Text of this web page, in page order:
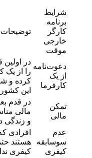
شرایط
برنامه
کارگر
خارجی
موقت
توضیحات
دعوت‌نامه
از یک
کارفرما
در اولین
را از یک
کرده و
این
تمکن
مالی
در قدم
مالی
و زندگی
عدم
سوسابقه
کیفری
افرادی
هستند
کیفری